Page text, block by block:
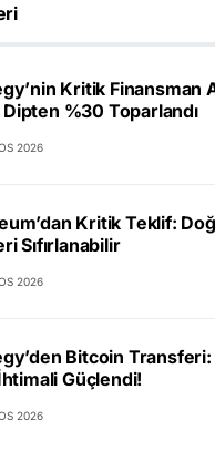
Kritik Finansman
Dipten %30 Toparlandı
2026
Kritik Teklif:
Sıfırlanabilir
2026
Bitcoin Transferi:
Güçlendi!
2026